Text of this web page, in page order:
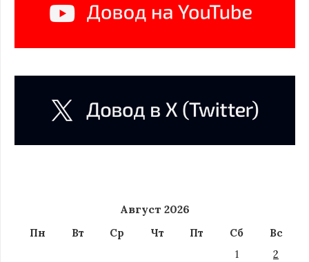
Август 2026
Пн Вт Ср Чт Пт Сб
Вс
1
2